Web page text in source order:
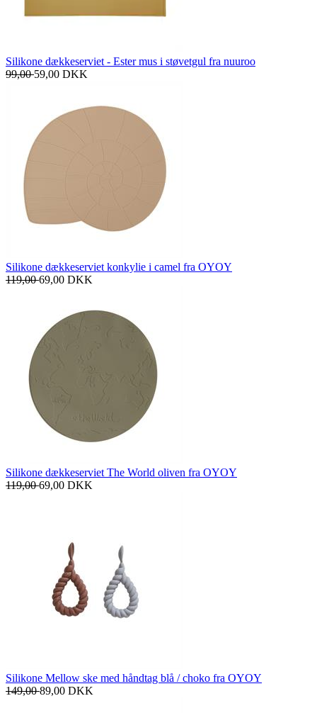
Silikone dækkeserviet - Ester mus i støvetgul fra nuuroo
99,0059,00 DKK
Silikone dækkeserviet konkylie i camel fra OYOY
119,0069,00 DKK
Silikone dækkeserviet The World oliven fra OYOY
119,0069,00 DKK
Silikone Mellow ske med håndtag blå / choko fra OYOY
149,0089,00 DKK